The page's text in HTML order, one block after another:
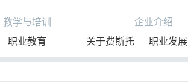
教学与培训
职业教育
企业介绍
关于费斯托
职业发展